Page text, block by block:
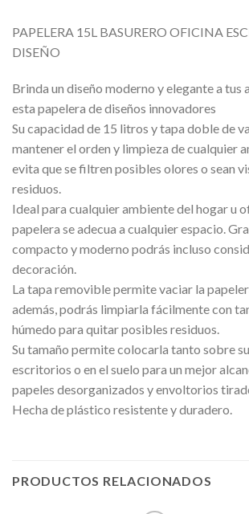
PAPELERA 15L BASURERO OFICINA
DISEÑO
Brinda un diseño moderno y elegante a tus
esta papelera de diseños innovadores
Su capacidad de 15 litros y tapa doble de
mantener el orden y limpieza de cualquier
evita que se filtren posibles olores o sean
residuos.
Ideal para cualquier ambiente del hogar u
papelera se adecua a cualquier espacio.
compacto y moderno podrás incluso
decoración.
La tapa removible permite vaciar la
además, podrás limpiarla fácilmente con
húmedo para quitar posibles residuos.
Su tamaño permite colocarla tanto sobre
escritorios o en el suelo para un mejor
papeles desorganizados y envoltorios
Hecha de plástico resistente y duradero.
PRODUCTOS RELACIONADOS